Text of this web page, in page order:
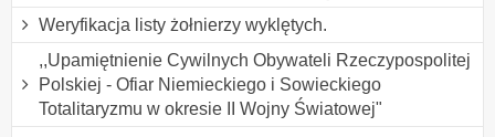
Weryfikacja listy żołnierzy wyklętych.
,,Upamiętnienie Cywilnych Obywateli Rzeczypospolitej
Polskiej - Ofiar Niemieckiego i Sowieckiego
Totalitaryzmu w okresie II Wojny Światowej"